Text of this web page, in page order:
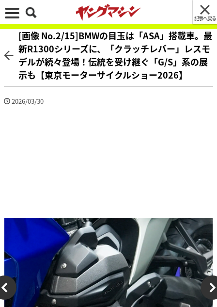
記事へ戻る
[画像 No.2/15]BMWの目玉は「ASA」搭載車。最
新R1300シリーズに、「クラッチレバー」レスモ
デルが続々登場！伝統を受け継ぐ「G/S」系の展
示も【東京モーターサイクルショー2026】
2026/03/30